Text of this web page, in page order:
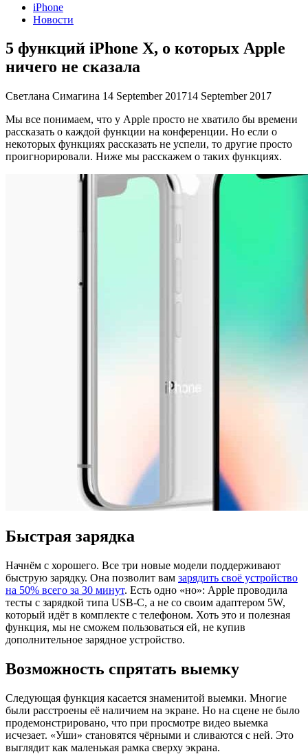
iPhone
Новости
5 функций iPhone X, о которых Apple
ничего не сказала
Светлана Симагина 14 September 201714 September 2017
Мы все понимаем, что у Apple просто не хватило бы времени
рассказать о каждой функции на конференции. Но если о
некоторых функциях рассказать не успели, то другие просто
проигнорировали. Ниже мы расскажем о таких функциях.
Быстрая зарядка
Начнём с хорошего. Все три новые модели поддерживают
быструю зарядку. Она позволит вам зарядить своё устройство
на 50% всего за 30 минут. Есть одно «но»: Apple проводила
тесты с зарядкой типа USB-C, а не со своим адаптером 5W,
который идёт в комплекте с телефоном. Хоть это и полезная
функция, мы не сможем пользоваться ей, не купив
дополнительное зарядное устройство.
Возможность спрятать выемку
Следующая функция касается знаменитой выемки. Многие
были расстроены её наличием на экране. Но на сцене не было
продемонстрировано, что при просмотре видео выемка
исчезает. «Уши» становятся чёрными и сливаются с ней. Это
выглядит как маленькая рамка сверху экрана.